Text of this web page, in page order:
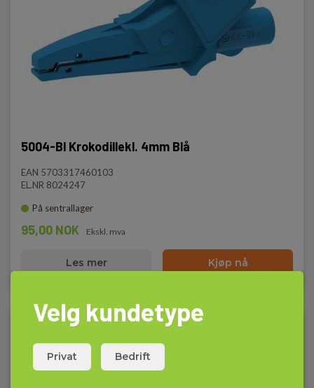
5004-Bl Krokodillekl. 4mm Blå
EAN 5703317460103
EL.NR 8024247
På sentrallager
95,00 NOK Ekskl. mva
Les mer Kjøp nå
Velg kundetype
Privat Bedrift